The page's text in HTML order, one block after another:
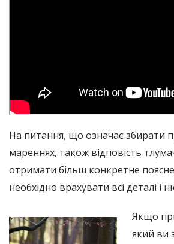
На питання, що означає збирати
мареннях, також відповість
отримати більш конкретне
необхідно врахувати всі деталі і
Якщо
який ви